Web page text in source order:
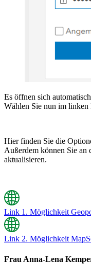
Es öffnen sich
Wählen Sie nun im linken
Hier finden Sie die
Außerdem können Sie an
aktualisieren.
Link 1. Möglichkeit
Link 2. Möglichkeit
Frau Anna-Lena